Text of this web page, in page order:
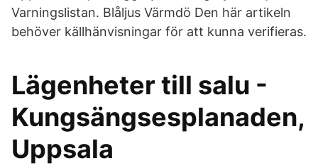
Varningslistan. Blåljus Värmdö Den här artikeln
behöver källhänvisningar för att kunna verifieras.
Lägenheter till salu -
Kungsängsesplanaden,
Uppsala